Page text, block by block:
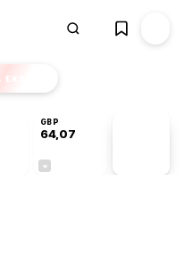
EKSTRA
GBP
64,07